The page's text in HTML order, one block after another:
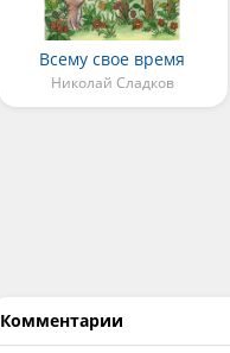
Всему свое время
Николай Сладков
Комментарии